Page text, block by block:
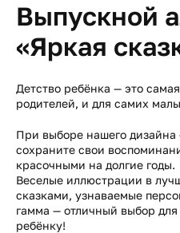
Выпускной
«Яркая
Детство ребёнка — это
родителей, и для самих
При выборе нашего дизайна
сохраните свои
красочными на долгие годы.
Веселые иллюстрации в
сказками, узнаваемые
гамма — отличный выбор
ребёнку!